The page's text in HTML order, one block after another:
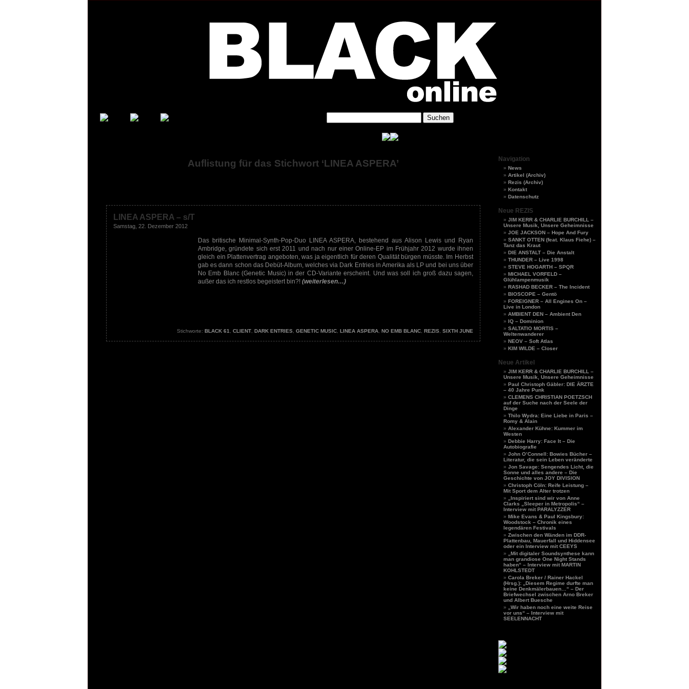
Auflistung für das Stichwort ‘LINEA ASPERA’
LINEA ASPERA – s/T
Samstag, 22. Dezember 2012
Das britische Minimal-Synth-Pop-Duo LINEA ASPERA, bestehend aus Alison Lewis und Ryan
Ambridge, gründete sich erst 2011 und nach nur einer Online-EP im Frühjahr 2012 wurde ihnen
gleich ein Plattenvertrag angeboten, was ja eigentlich für deren Qualität bürgen müsste. Im Herbst
gab es dann schon das Debüt-Album, welches via Dark Entries in Amerika als LP und bei uns über
No Emb Blanc (Genetic Music) in der CD-Variante erscheint. Und was soll ich groß dazu sagen,
außer das ich restlos begeistert bin?! (weiterlesen…)
Stichworte: BLACK 61 CLIENT DARK ENTRIES GENETIC MUSIC LINEA ASPERA NO EMB BLANC REZIS SIXTH JUNE
Navigation
News
Artikel (Archiv)
Rezis (Archiv)
Kontakt
Datenschutz
Neue REZIS
JIM KERR & CHARLIE BURCHILL –
Unsere Musik, Unsere Geheimnisse
JOE JACKSON – Hope And Fury
SANKT OTTEN (feat. Klaus Fiehe) –
Tanz das Kraut
DIE ANSTALT – Die Anstalt
THUNDER – Live 1998
STEVE HOGARTH – SPQR
MICHAEL VORFELD –
Glühlampenmusik
RASHAD BECKER – The Incident
BIOSCOPE – Gentö
FOREIGNER – All Engines On –
Live in London
AMBIENT DEN – Ambient Den
IQ – Dominion
SALTATIO MORTIS –
Weltenwanderer
NEOV – Soft Atlas
KIM WILDE – Closer
Neue Artikel
JIM KERR & CHARLIE BURCHILL –
Unsere Musik, Unsere Geheimnisse
Paul Christoph Gäbler: DIE ÄRZTE
– 40 Jahre Punk
CLEMENS CHRISTIAN POETZSCH
auf der Suche nach der Seele der
Dinge
Thilo Wydra: Eine Liebe in Paris –
Romy & Alain
Alexander Kühne: Kummer im
Westen
Debbie Harry: Face It – Die
Autobiografie
John O’Connell: Bowies Bücher –
Literatur, die sein Leben veränderte
Jon Savage: Sengendes Licht, die
Sonne und alles andere – Die
Geschichte von JOY DIVISION
Christoph Cöln: Reife Leistung –
Mit Sport dem Alter trotzen
„Inspiriert sind wir von Anne
Clarks „Sleeper in Metropolis“ –
Interview mit PARALYZZER
Mike Evans & Paul Kingsbury:
Woodstock – Chronik eines
legendären Festivals
Zwischen den Wänden im DDR-
Plattenbau, Mauerfall und Hiddensee
oder ein Interview mit CEEYS
„Mit digitaler Soundsynthese kann
man grandiose One Night Stands
haben“ – Interview mit MARTIN
KOHLSTEDT
Carola Breker / Rainer Hackel
(Hrsg.): „Diesem Regime durfte man
keine Denkmälerbauen…“ – Der
Briefwechsel zwischen Arno Breker
und Albert Buesche
„Wir haben noch eine weite Reise
vor uns“ – Interview mit
SEELENNACHT